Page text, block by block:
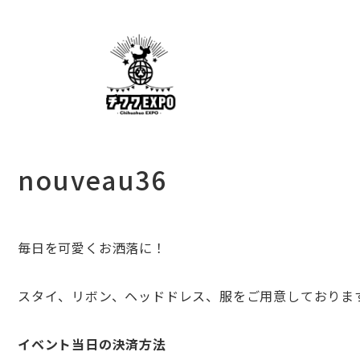
nouveau36
毎日を可愛くお洒落に！
スタイ、リボン、ヘッドドレス、服をご用意しておりま
イベント当日の決済方法